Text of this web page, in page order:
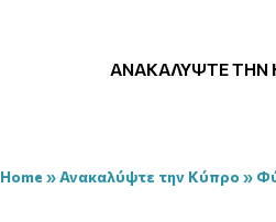
ΑΝΑΚΑΛΎΨΤΕ ΤΗΝ
Home »Ανακαλύψτε την Κύπρο »